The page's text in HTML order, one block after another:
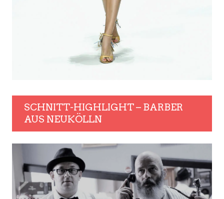
SCHNITT-HIGHLIGHT – BARBER
AUS NEUKÖLLN